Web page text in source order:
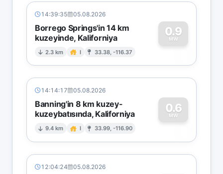
14:39:35 05.08.2026
Borrego Springs'in 14 km
kuzeyinde, Kaliforniya
2.3 km I 33.38, -116.37
0.9
MW
0
14:14:17 05.08.2026
Banning'in 8 km kuzey-
kuzeybatısında, Kaliforniya
9.4 km I 33.99, -116.90
0.6
MW
0
12:04:24 05.08.2026